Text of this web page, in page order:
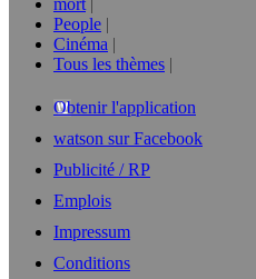
mort
People
Cinéma
Tous les thèmes
Obtenir l'application
watson sur Facebook
Publicité / RP
Emplois
Impressum
Conditions